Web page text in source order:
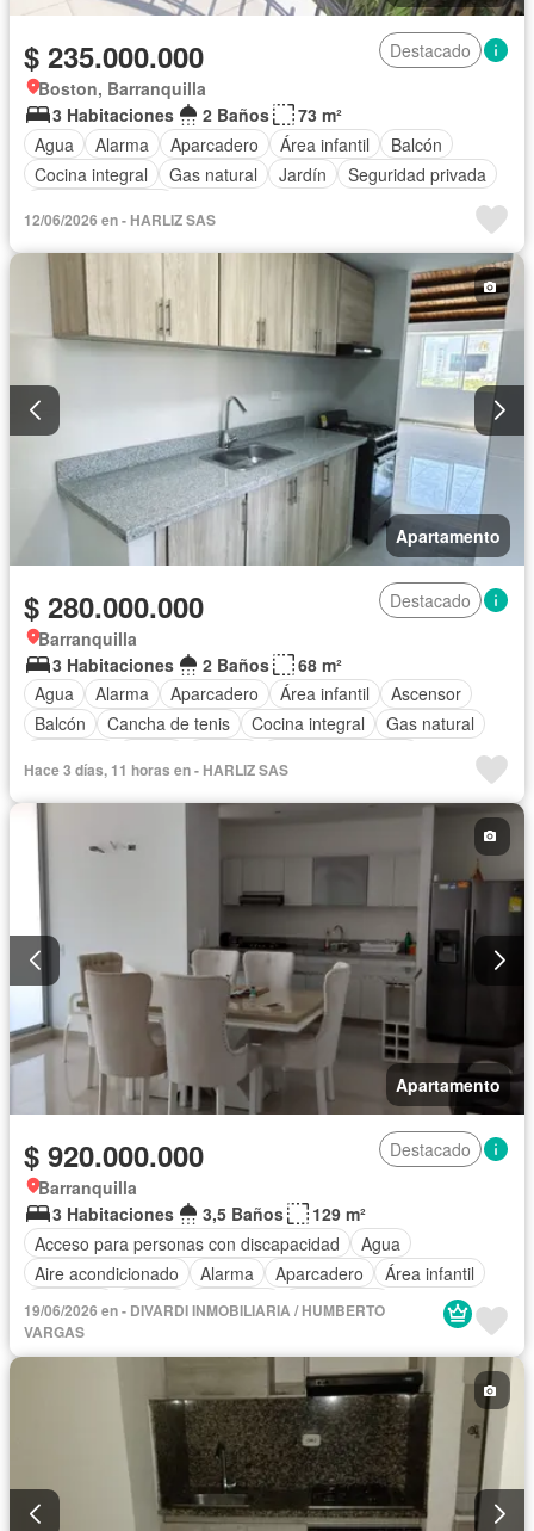
$ 235.000.000
Destacado
Boston, Barranquilla
3 Habitaciones
2 Baños
73 m²
Agua
Alarma Aparcadero Área infantil
Balcón
Cocina integral
Gas natural Jardín
Seguridad privada
12/06/2026 en - HARLIZ SAS
Apartamento
$ 280.000.000
Destacado
Barranquilla
3 Habitaciones
2 Baños
68 m²
Agua
Alarma Aparcadero Área infantil
Ascensor
Balcón
Cancha de tenis Cocina integral
Gas natural
Vista panorámica
Hace 3 días, 11 horas en - HARLIZ SAS
Apartamento
$ 920.000.000
Destacado
Barranquilla
3 Habitaciones
3,5 Baños
129 m²
Acceso para personas con discapacidad
Agua
Aire acondicionado
Alarma Aparcadero
Área infantil
Ascensor
Balcón Barbecue
Calefacción
Caseta de vigilancia
Cuarto de servicio
Gas natural
Gimnasio Internet Jacuzzi
Jardín
Terraza Vista panorámica Wifi
19/06/2026 en - DIVARDI INMOBILIARIA / HUMBERTO
VARGAS